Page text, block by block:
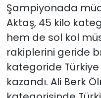
Şampiyonada
Aktaş, 45 kilo
hem de sol kol
rakiplerini geride
kategoride
kazandı. Ali Berk